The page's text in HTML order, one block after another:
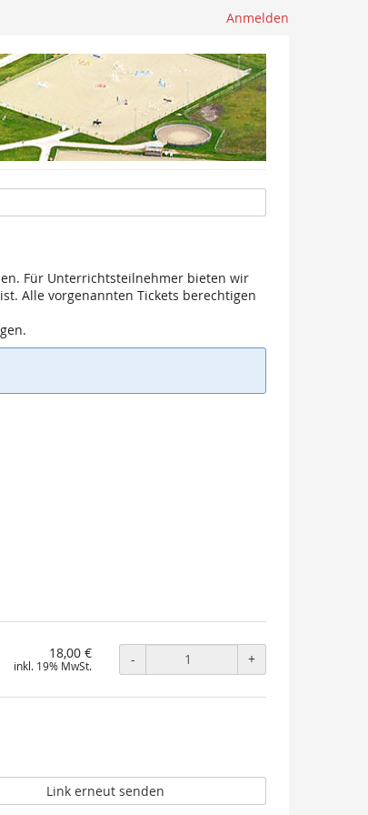
Anmelden
Für Unterrichtsteilnehmer bieten wir
Alle vorgenannten Tickets berechtigen
18,00 €
inkl. 19% MwSt. - +
Link erneut senden